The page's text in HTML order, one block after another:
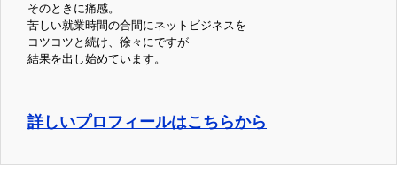
そのときに痛感。
苦しい就業時間の合間にネットビジネスを
コツコツと続け、徐々にですが
結果を出し始めています。
詳しいプロフィールはこちらから